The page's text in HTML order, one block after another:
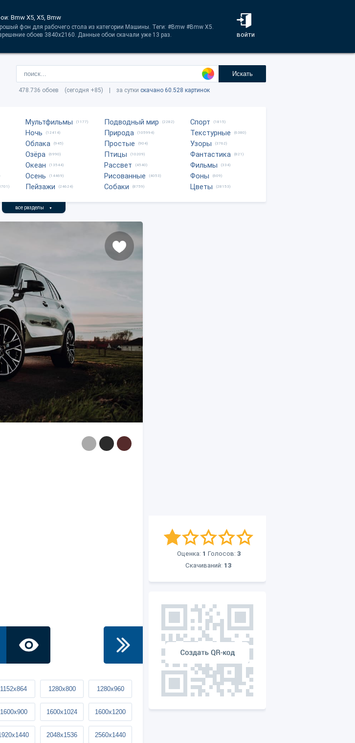
войти
Bmw X5, X5, Bmw
фон для рабочего стола из категории Машины. Теги: #Bmw #Bmw X5.
обоев 3840x2160. Данные обои скачали уже 13 раз.
Искать
478.736 обоев (сегодня +85) | за сутки скачано 60.528 картинок
Мультфильмы (1177)
Ночь (12414)
Облака (945)
Озёра (6990)
Океан (13544)
Осень (14469)
Пейзажи (24624)
Подводный мир (2282)
Природа (105994)
Простые (904)
Птицы (10209)
Рассвет (4540)
Рисованные (4053)
Собаки (8759)
Спорт (1815)
Текстурные (6380)
Узоры (3762)
Фантастика (821)
Фильмы (334)
Фоны (609)
Цветы (28153)
все разделы ▼
Оценка: 1 Голосов: 3
Скачиваний: 13
1152x864 1280x800 1280x960
1600x900 1600x1024 1600x1200
2048x1536 2560x1440